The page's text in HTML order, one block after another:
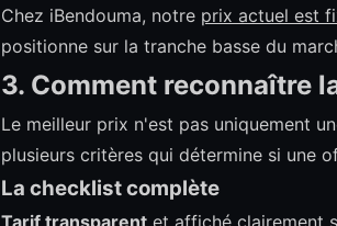
Chez iBendouma, notre prix actuel est
positionne sur la tranche basse du
3. Comment reconnaître
Le meilleur prix n'est pas uniquement
plusieurs critères qui détermine si une
La checklist complète
Tarif transparent et affiché clairement